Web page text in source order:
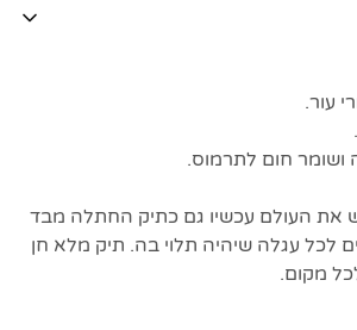
עור.
חום לתרמוס.
את העולם עכשיו גם כתיק החתלה מבד
לכל עגלה שיהיה תלוי בה. תיק מלא חן
מקום.